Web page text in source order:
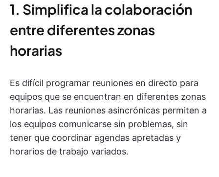
1. Simplifica la colaboración
entre diferentes zonas
horarias
Es difícil programar reuniones en directo para
equipos que se encuentran en diferentes zonas
horarias. Las reuniones asincrónicas permiten a
los equipos comunicarse sin problemas, sin
tener que coordinar agendas apretadas y
horarios de trabajo variados.